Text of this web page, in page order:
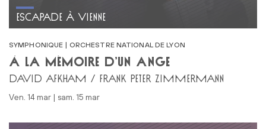
SYMPHONIQUE | ORCHESTRE NATIONAL DE LYON
À LA MÉMOIRE D’UN ANGE
DAVID AFKHAM / FRANK PETER ZIMMERMANN
ven. 14 mar | sam. 15 mar
ESCAPADE À VIENNE